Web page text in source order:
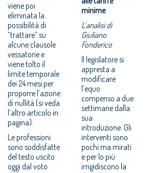
viene poi
eliminata la
possibilità di
“trattare” su
alcune clausole
vessatorie e
viene tolto il
limite temporale
dei 24 mesi per
proporre l’azione
di nullità (si veda
l’altro articolo in
pagina).
Le professioni
sono soddisfatte
del testo uscito
oggi dal voto
minime
L’analisi di
Giuliano
Fonderico
Il legislatore si
appresta a
modificare
l’equo
compenso a due
settimane dalla
sua
introduzione. Gli
interventi sono
pochi ma mirati
e per lo più
irrigidiscono la